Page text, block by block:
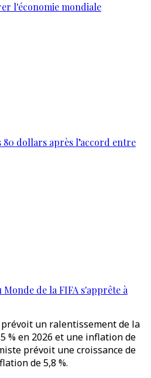
l'économie mondiale
80 dollars après l’accord entre
de la FIFA s'apprête à
un ralentissement de la
% en 2026 et une inflation de
prévoit une croissance de
de 5,8 %.